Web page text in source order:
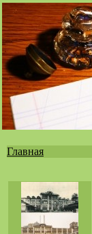
здесь
Главная